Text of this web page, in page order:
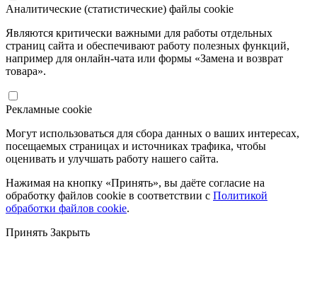
Аналитические (статистические) файлы cookie
Являются критически важными для работы отдельных
страниц сайта и обеспечивают работу полезных функций,
например для онлайн-чата или формы «Замена и возврат
товара».
Рекламные cookie
Могут использоваться для сбора данных о ваших интересах,
посещаемых страницах и источниках трафика, чтобы
оценивать и улучшать работу нашего сайта.
Нажимая на кнопку «Принять», вы даёте согласие на
обработку файлов cookie в соответствии с Политикой
обработки файлов cookie.
Принять Закрыть